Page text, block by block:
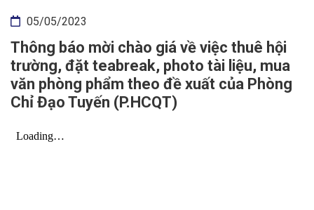
05/05/2023
Thông báo mời chào giá về việc thuê hội
trường, đặt teabreak, photo tài liệu, mua
văn phòng phẩm theo đề xuất của Phòng
Chỉ Đạo Tuyến (P.HCQT)